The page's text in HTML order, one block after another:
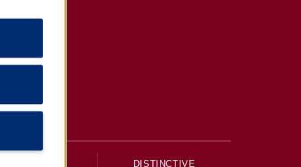
DISTINCTIVE